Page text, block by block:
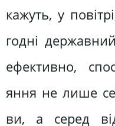
кажуть, у
годні
ефективно,
яння не лише
ви, а серед